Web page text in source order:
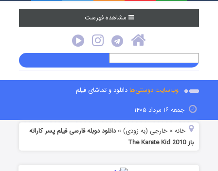
مشاهده فهرست
وب‌سایت دوستی‌هادانلود و تماشای فیلم
جمعه ۱۶ مرداد ۱۴۰۵
خانه »خارجی (به زودی) »دانلود دوبله فارسی فیلم پسر کاراته
باز The Karate Kid 2010